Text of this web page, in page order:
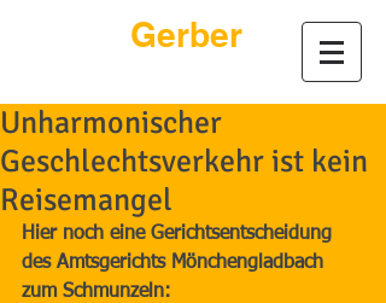
Gerber
Unharmonischer
Geschlechtsverkehr ist kein
Reisemangel
Hier noch eine Gerichtsentscheidung
des Amtsgerichts Mönchengladbach
zum Schmunzeln: